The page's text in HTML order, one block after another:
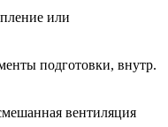
или
подготовки, внутр.
вентиляция